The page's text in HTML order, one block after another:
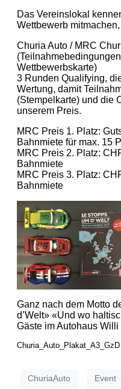
Das Vereinslokal
Wettbewerb
Churia Auto / MRC
Wettbewerbskarte)
3 Runden Qualifying,
Wertung, damit
(Stempelkarte) und die
unserem Preis.
MRC Preis 1. Platz:
Bahnmiete für max. 15
MRC Preis 2. Platz:
Bahnmiete
MRC Preis 3. Platz:
Bahnmiete
Ganz nach dem Motto
d’Welt» «Und wo
Gäste im Autohaus
Churia_Auto_Plakat_A3_GzD
ChuriaAuto Event